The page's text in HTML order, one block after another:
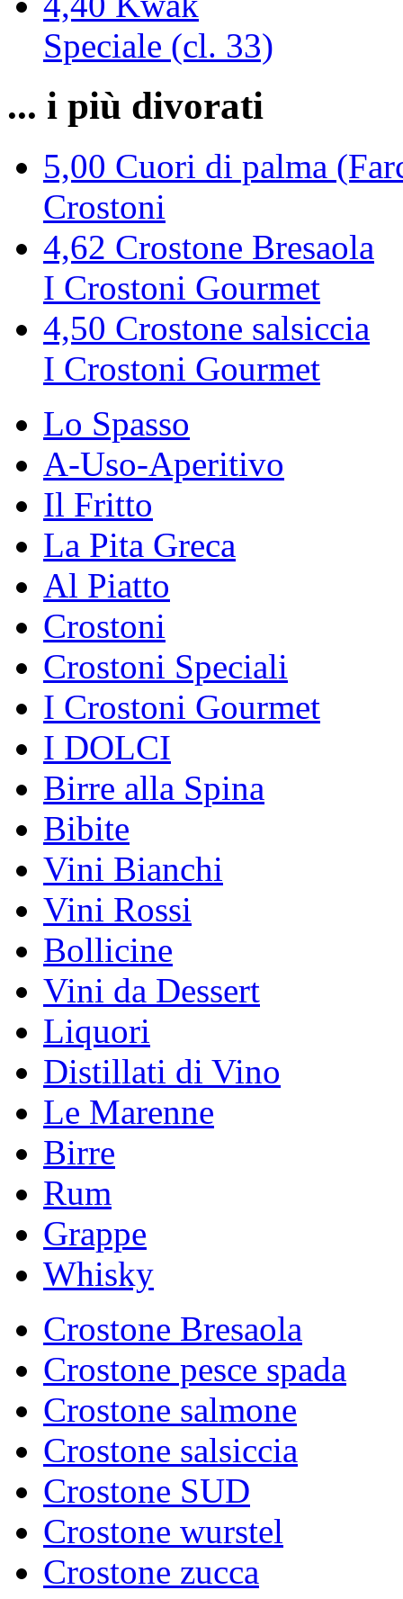
Speciale (cl. 33)
... i più divorati
5,00 Cuori di palma
Crostoni
4,62 Crostone Bresaola
I Crostoni Gourmet
4,50 Crostone salsiccia
I Crostoni Gourmet
Lo Spasso
A-Uso-Aperitivo
Il Fritto
La Pita Greca
Al Piatto
Crostoni
Crostoni Speciali
I Crostoni Gourmet
I DOLCI
Birre alla Spina
Bibite
Vini Bianchi
Vini Rossi
Bollicine
Vini da Dessert
Liquori
Distillati di Vino
Le Marenne
Birre
Rum
Grappe
Whisky
Crostone Bresaola
Crostone pesce spada
Crostone salmone
Crostone salsiccia
Crostone SUD
Crostone wurstel
Crostone zucca